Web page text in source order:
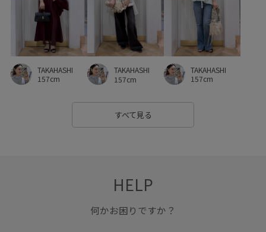
デイリーで活躍 デコルテがきれい デニムに合わせる
ニュアンスがある バランスが良い ビスチェ
フィット感 フェミニン フォーマル
フォーマルシーン ブラウス ベルト ベーシック
ボックスシルエット ボートネック ポインテッドトゥ
ポリエステル マニッシュ
TAKAHASHI
157cm
TAKAHASHI
157cm
TAKAHASHI
157cm
すべて見る
HELP
何かお困りですか？